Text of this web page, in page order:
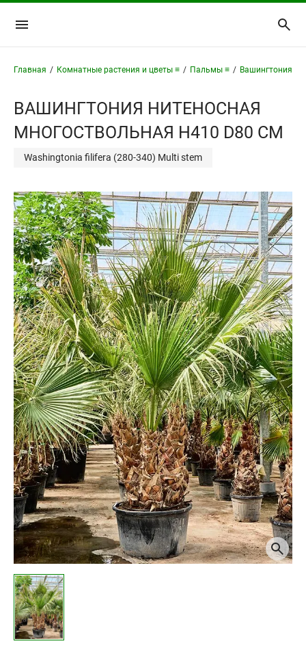
Главная / Комнатные растения и цветы ≡ / Пальмы ≡ / Вашингтония ≡
ВАШИНГТОНИЯ НИТЕНОСНАЯ
МНОГОСТВОЛЬНАЯ H410 D80 СМ
Washingtonia filifera (280-340) Multi stem